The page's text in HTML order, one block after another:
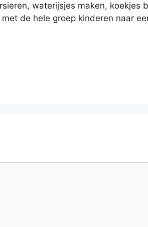
waterijsjes maken, koekjes
de hele groep kinderen naar